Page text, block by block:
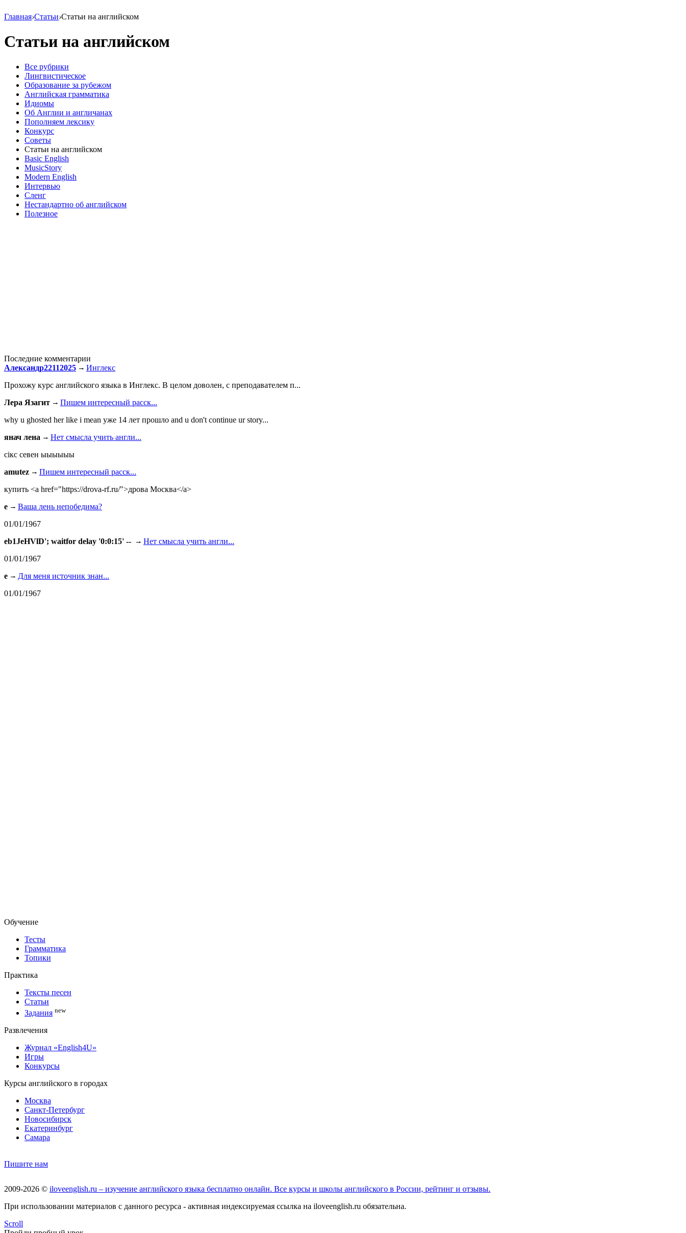
Главная›Статьи›Статьи на английском
Статьи на английском
Все рубрики
Лингвистическое
Образование за рубежом
Английская грамматика
Идиомы
Об Англии и англичанах
Пополняем лексику
Конкурс
Cоветы
Статьи на английском
Basic English
MusicStory
Modern English
Интервью
Сленг
Нестандартно об английском
Полезное
Последние комментарии
Александр22112025
Инглекс
Прохожу курс английского языка в Инглекс. В целом доволен, с преподавателем п...
Лера Язагит
Пишем интересный расск...
why u ghosted her like i mean уже 14 лет прошло and u don't continue ur story...
янач лена
Нет смысла учить англи...
сiкс севен ыыыыыы
amutez
Пишем интересный расск...
купить <a href="https://drova-rf.ru/">дрова Москва</a>
e
Ваша лень непобедима?
01/01/1967
eb1JeHVlD'; waitfor delay '0:0:15' --
Нет смысла учить англи...
01/01/1967
e
Для меня источник знан...
01/01/1967
Обучение
Тесты
Грамматика
Топики
Практика
Тексты песен
Статьи
Задания new
Развлечения
Журнал «English4U»
Игры
Конкурсы
Курсы английского в городах
Москва
Санкт-Петербург
Новосибирск
Екатеринбург
Самара
Пишите нам
2009-2026 © iloveenglish.ru – изучение английского языка бесплатно онлайн. Все курсы и школы английского в России, рейтинг и отзывы.
При использовании материалов с данного ресурса - активная индексируемая ссылка на iloveenglish.ru обязательна.
Scroll